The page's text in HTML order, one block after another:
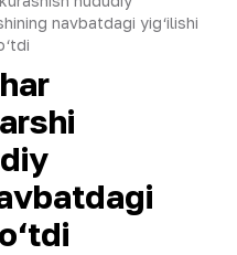
navbatdagi yig‘ilishi